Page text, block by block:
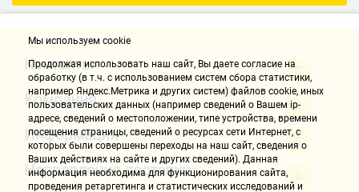
Контакты
Компания
Информация
Направления доставки
Мы используем cookie
Продолжая использовать наш cайт, Вы даете согласие на
обработку (в т.ч. с использованием систем сбора статистики,
например Яндекс.Метрика и других систем) файлов cookie, иных
пользовательских данных (например сведений о Вашем ip-
адресе, сведений о местоположении, типе устройства, времени
посещения страницы, сведений о ресурсах сети Интернет, с
которых были совершены переходы на наш сайт, сведения о
Ваших действиях на сайте и других сведений). Данная
информация необходима для функционирования сайта,
проведения ретаргетинга и статистических исследований и